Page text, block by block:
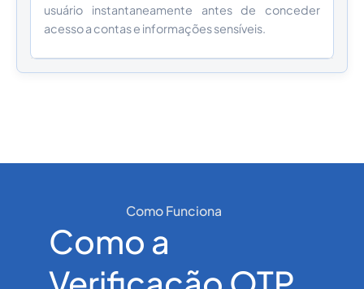
usuário instantaneamente antes de conceder
acesso a contas e informações sensíveis.
Como Funciona
Como a